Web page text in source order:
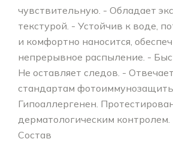
чувствительную. - Обладает
текстурой. - Устойчив к воде,
и комфортно наносится,
непрерывное распыление. -
Не оставляет следов. -
стандартам
Гипоаллергенен.
дерматологическим контролем.
Состав